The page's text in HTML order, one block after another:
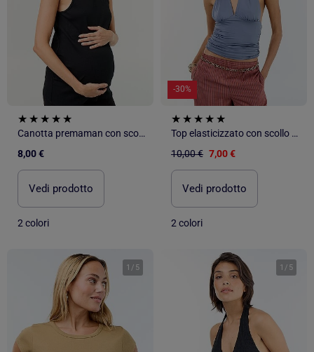
Canotta premaman con scollo all'americana
8,00 €
Vedi prodotto
2 colori
-30%
Top elasticizzato con scollo all'americana
10,00 € 7,00 €
Vedi prodotto
2 colori
1 / 5 1 / 5